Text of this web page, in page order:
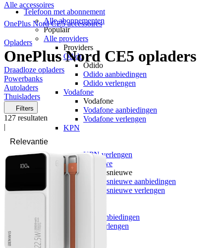
Telefoon met abonnement
Alle abonnementen
Populair
Alle providers
Providers
Odido
Odido
Odido aanbiedingen
Odido verlengen
Vodafone
Vodafone
Vodafone aanbiedingen
Vodafone verlengen
KPN
KPN verlengen
hollandsnieuwe
hollandsnieuwe
hollandsnieuwe aanbiedingen
hollandsnieuwe verlengen
Ben aanbiedingen
Ben verlengen
Alle accessoires
OnePlus Nord CE5 accessoires
Opladers
OnePlus Nord CE5 opladers
Draadloze opladers
Powerbanks
Autoladers
Thuisladers
Filters
127 resultaten
|